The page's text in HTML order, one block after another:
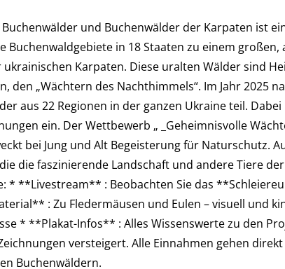
und Buchenwälder der Karpaten ist
Buchenwaldgebiete in 18 Staaten zu einem
Karpaten. Diese uralten Wälder sind
den „Wächtern des Nachthimmels“. Im Jahr 2025
aus 22 Regionen in der ganzen Ukraine teil.
ein. Der Wettbewerb „ _Geheimnisvolle
bei Jung und Alt Begeisterung für Naturschutz.
die faszinierende Landschaft und andere Tiere
* **Livestream** : Beobachten Sie das
: Zu Fledermäusen und Eulen – visuell und
* **Plakat-Infos** : Alles Wissenswerte zu den
versteigert. Alle Einnahmen gehen
Buchenwäldern.